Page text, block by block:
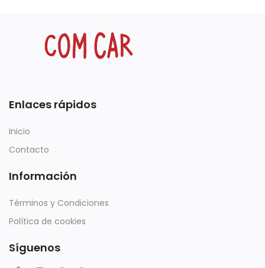
Enlaces rápidos
Inicio
Contacto
Información
Términos y Condiciones
Política de cookies
Síguenos